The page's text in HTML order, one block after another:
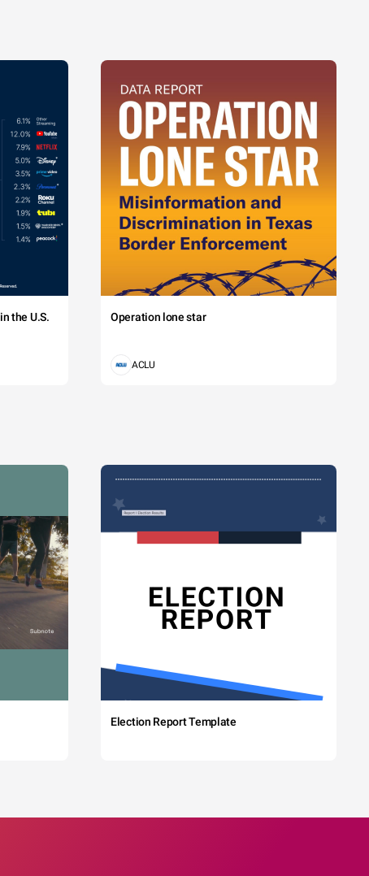
the U.S. Operation lone star
ACLU
Election Report Template